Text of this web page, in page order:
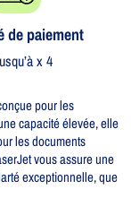
de paiement
x 4
pour les
capacité élevée, elle
les documents
vous assure une
exceptionnelle, que